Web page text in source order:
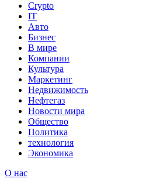
Crypto
IT
Авто
Бизнес
В мире
Компании
Культура
Маркетинг
Недвижимость
Нефтегаз
Новости мира
Общество
Политика
технология
Экономика
О нас